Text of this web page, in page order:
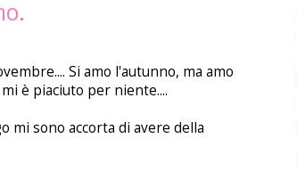
Si amo l'autunno, ma amo
è piaciuto per niente....
mi sono accorta di avere della